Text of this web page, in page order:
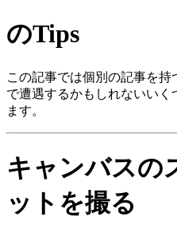
のTips
この記事では個別の記事を持
で遭遇するかもしれないい
ます。
キャンバスの
ットを撮る